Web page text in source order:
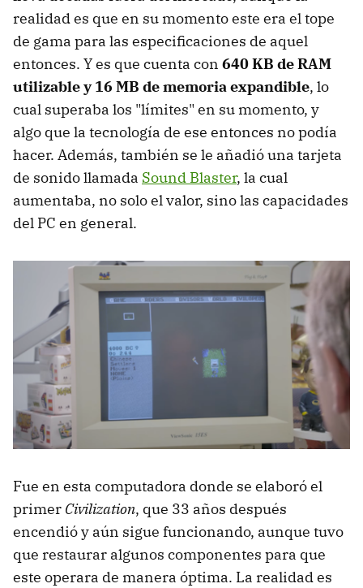
realidad es que en su momento este era el tope
de gama para las especificaciones de aquel
entonces. Y es que cuenta con 640 KB de RAM
utilizable y 16 MB de memoria expandible, lo
cual superaba los "límites" en su momento, y
algo que la tecnología de ese entonces no podía
hacer. Además, también se le añadió una tarjeta
de sonido llamada Sound Blaster, la cual
aumentaba, no solo el valor, sino las capacidades
del PC en general.
Fue en esta computadora donde se elaboró el
primer Civilization, que 33 años después
encendió y aún sigue funcionando, aunque tuvo
que restaurar algunos componentes para que
este operara de manera óptima. La realidad es